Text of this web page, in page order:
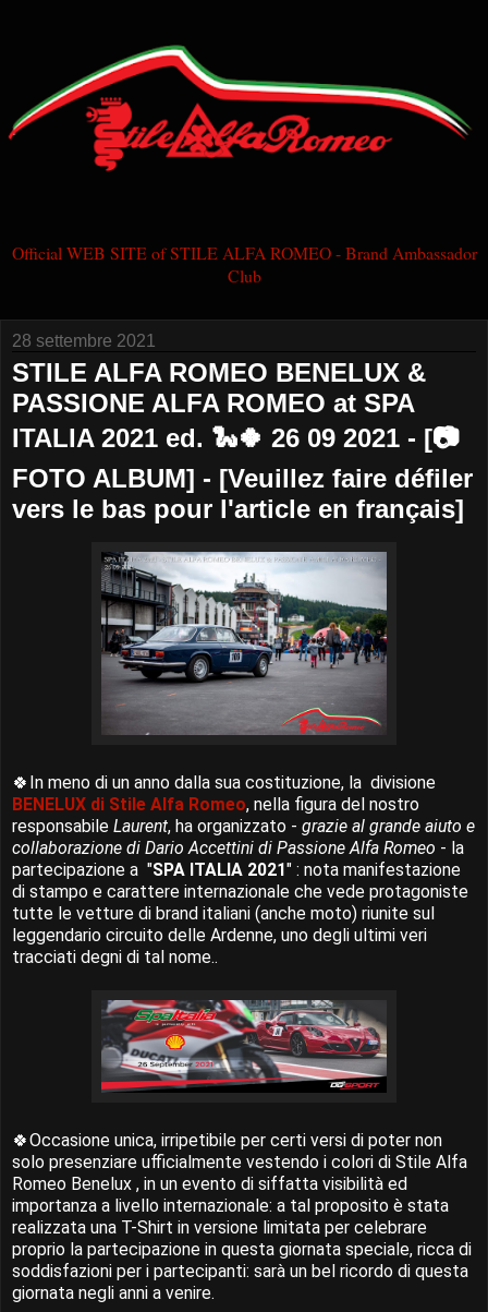
Official WEB SITE of STILE ALFA ROMEO - Brand Ambassador
Club
28 settembre 2021
STILE ALFA ROMEO BENELUX &
PASSIONE ALFA ROMEO at SPA
ITALIA 2021 ed. 🐍🍀 26 09 2021 - [📷
FOTO ALBUM] - [Veuillez faire défiler
vers le bas pour l'article en français]
🍀In meno di un anno dalla sua costituzione, la divisione
BENELUX di Stile Alfa Romeo, nella figura del nostro
responsabile Laurent, ha organizzato - grazie al grande aiuto e
collaborazione di Dario Accettini di Passione Alfa Romeo - la
partecipazione a "SPA ITALIA 2021" : nota manifestazione
di stampo e carattere internazionale che vede protagoniste
tutte le vetture di brand italiani (anche moto) riunite sul
leggendario circuito delle Ardenne, uno degli ultimi veri
tracciati degni di tal nome..
🍀Occasione unica, irripetibile per certi versi di poter non
solo presenziare ufficialmente vestendo i colori di Stile Alfa
Romeo Benelux , in un evento di siffatta visibilità ed
importanza a livello internazionale: a tal proposito è stata
realizzata una T-Shirt in versione limitata per celebrare
proprio la partecipazione in questa giornata speciale, ricca di
soddisfazioni per i partecipanti: sarà un bel ricordo di questa
giornata negli anni a venire.